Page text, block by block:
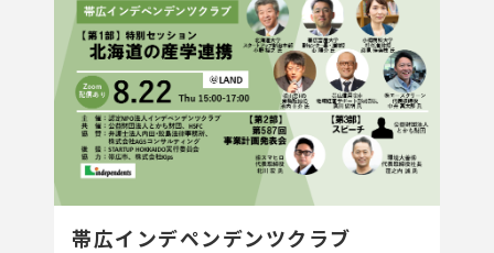
帯広インデペンデンツクラブ